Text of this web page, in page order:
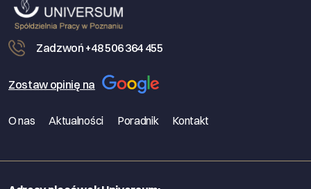
Zadzwoń +48 506 364 455
Zostaw opinię na
O nas Aktualności Poradnik Kontakt